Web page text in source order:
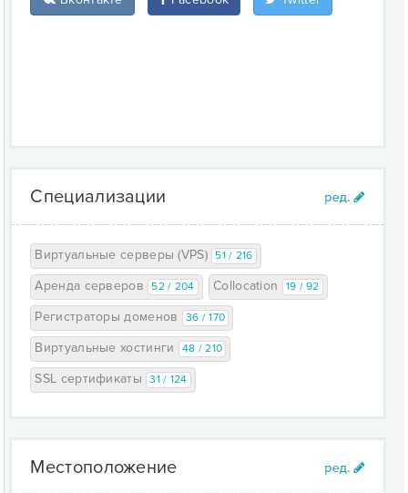
Специализации
Виртуальные серверы (VPS) 51 / 216
Аренда серверов 52 / 204 Collocation 19 / 92
Регистраторы доменов 36 / 170
Виртуальные хостинги 48 / 210
SSL сертификаты 31 / 124
Местоположение